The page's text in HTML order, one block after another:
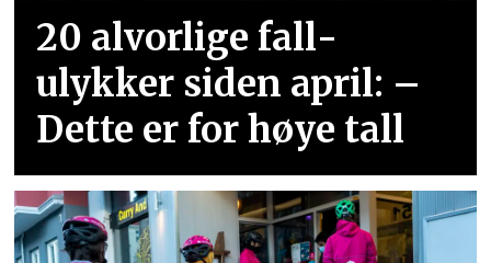
20 alvorlige fall­
ulykker siden april: –
Dette er for høye tall